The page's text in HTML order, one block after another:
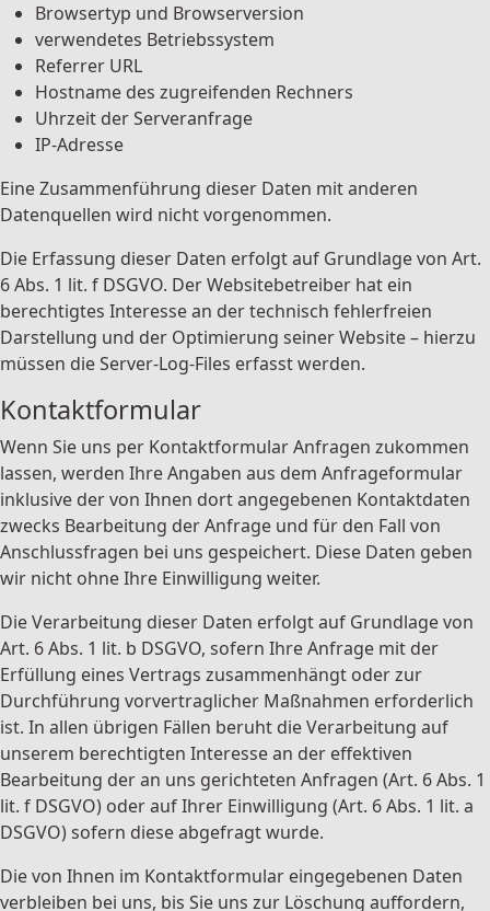
Browsertyp und Browserversion
verwendetes Betriebssystem
Referrer URL
Hostname des zugreifenden Rechners
Uhrzeit der Serveranfrage
IP-Adresse
Eine Zusammenführung dieser Daten mit anderen
Datenquellen wird nicht vorgenommen.
Die Erfassung dieser Daten erfolgt auf Grundlage von Art.
6 Abs. 1 lit. f DSGVO. Der Websitebetreiber hat ein
berechtigtes Interesse an der technisch fehlerfreien
Darstellung und der Optimierung seiner Website – hierzu
müssen die Server-Log-Files erfasst werden.
Kontaktformular
Wenn Sie uns per Kontaktformular Anfragen zukommen
lassen, werden Ihre Angaben aus dem Anfrageformular
inklusive der von Ihnen dort angegebenen Kontaktdaten
zwecks Bearbeitung der Anfrage und für den Fall von
Anschlussfragen bei uns gespeichert. Diese Daten geben
wir nicht ohne Ihre Einwilligung weiter.
Die Verarbeitung dieser Daten erfolgt auf Grundlage von
Art. 6 Abs. 1 lit. b DSGVO, sofern Ihre Anfrage mit der
Erfüllung eines Vertrags zusammenhängt oder zur
Durchführung vorvertraglicher Maßnahmen erforderlich
ist. In allen übrigen Fällen beruht die Verarbeitung auf
unserem berechtigten Interesse an der effektiven
Bearbeitung der an uns gerichteten Anfragen (Art. 6 Abs. 1
lit. f DSGVO) oder auf Ihrer Einwilligung (Art. 6 Abs. 1 lit. a
DSGVO) sofern diese abgefragt wurde.
Die von Ihnen im Kontaktformular eingegebenen Daten
verbleiben bei uns, bis Sie uns zur Löschung auffordern,